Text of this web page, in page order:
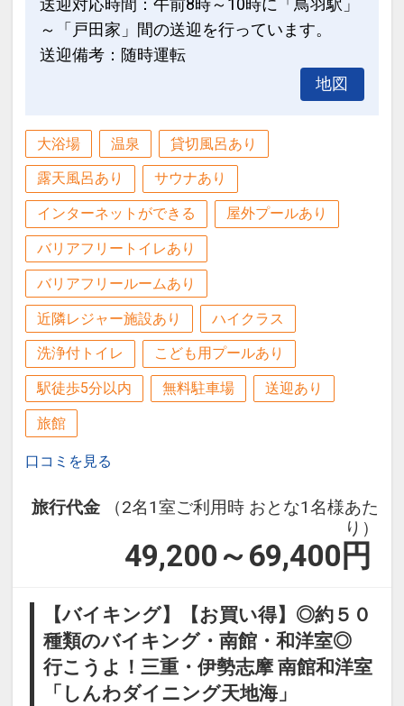
送迎対応時間：午前8時～10時に「鳥羽駅」
～「戸田家」間の送迎を行っています。
送迎備考：随時運転
地図
大浴場 温泉 貸切風呂あり
露天風呂あり サウナあり
インターネットができる 屋外プールあり
バリアフリートイレあり
バリアフリールームあり
近隣レジャー施設あり ハイクラス
洗浄付トイレ こども用プールあり
駅徒歩5分以内 無料駐車場 送迎あり
旅館
口コミを見る
旅行代金
（2名1室ご利用時 おとな1名様あた
り）
49,200～69,400 円
【バイキング】【お買い得】◎約５０
種類のバイキング・南館・和洋室◎
行こうよ！三重・伊勢志摩 南館和洋室
「しんわダイニング天地海」